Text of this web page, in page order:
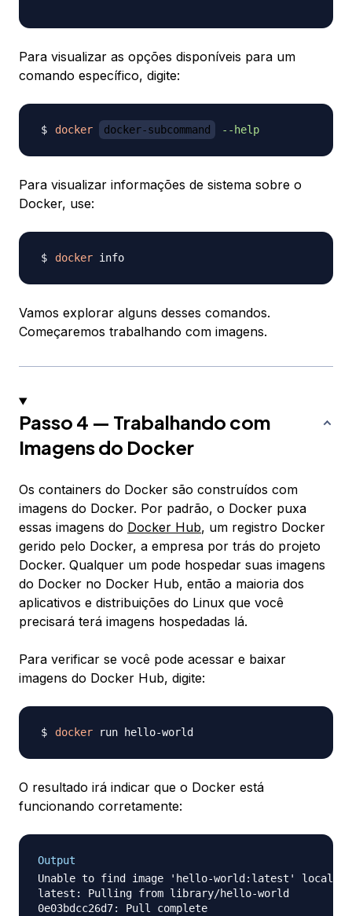
Para visualizar as opções disponíveis para um
comando específico, digite:
docker docker-subcommand --help
Para visualizar informações de sistema sobre o
Docker, use:
docker
Vamos explorar alguns desses comandos.
Começaremos trabalhando com imagens.
Passo 4 — Trabalhando com
Imagens do Docker
Os containers do Docker são construídos com
imagens do Docker. Por padrão, o Docker puxa
essas imagens do Docker Hub, um registro Docker
gerido pelo Docker, a empresa por trás do projeto
Docker. Qualquer um pode hospedar suas imagens
do Docker no Docker Hub, então a maioria dos
aplicativos e distribuições do Linux que você
precisará terá imagens hospedadas lá.
Para verificar se você pode acessar e baixar
imagens do Docker Hub, digite:
docker
O resultado irá indicar que o Docker está
funcionando corretamente:
Output
Unable to find image 'hello-world:latest' locally
latest: Pulling from library/hello-world
0e03bdcc26d7: Pull complete